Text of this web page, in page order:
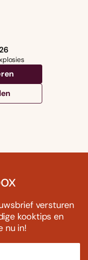
versturen
kooktips en
nu in!